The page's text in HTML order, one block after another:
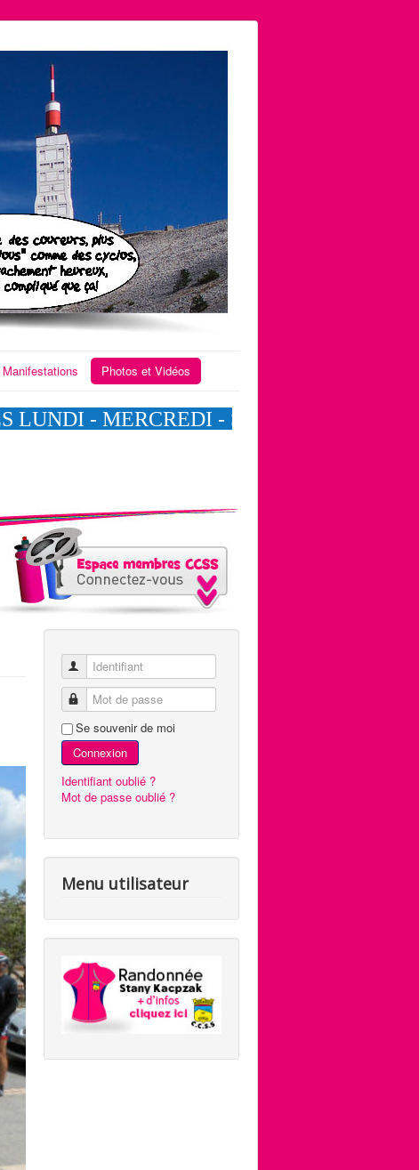
Manifestations Photos et Vidéos
Identifiant
Mot de passe
Se souvenir de moi
Connexion
Identifiant oublié ?
Mot de passe oublié ?
Menu utilisateur